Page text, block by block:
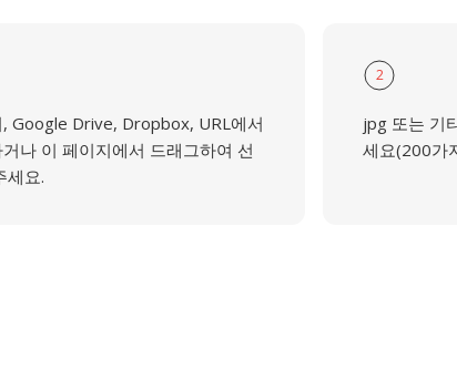
, Google Drive, Dropbox, URL에서
나 이 페이지에서 드래그하여 선
세요.
2
jpg 또는 기
세요(200가